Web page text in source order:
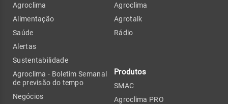
Agroclima
Alimentação
Saúde
Alertas
Sustentabilidade
Agroclima - Boletim Semanal
de previsão do tempo
Negócios
Agroclima
Agrotalk
Rádio
Produtos
SMAC
Agroclima PRO